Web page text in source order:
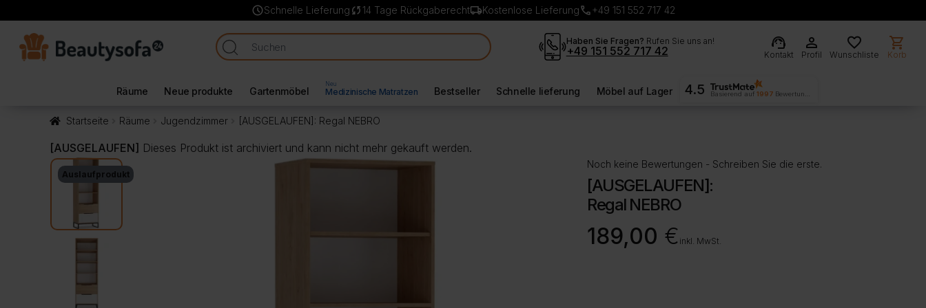
scheduleSchnelle Lieferung sync 14 Tage Rückgaberechtlocal_shippingKostenlose Lieferungcall+49 151 552 717 42
Haben Sie Fragen? Rufen Sie uns an!
+49 151 552 717 42 support_agent
Kontakt
person
Profil
favorite
Wunschliste
shopping_cart
Korb
Räume Neue produkte Gartenmöbel
Neu
Medizinische Matratzen Bestseller Schnelle lieferung Möbel auf Lager 4.5 Basierend auf1997 Bewertungen
Startseite Räume Jugendzimmer [AUSGELAUFEN]: Regal NEBRO
[AUSGELAUFEN] Dieses Produkt ist archiviert und kann nicht mehr gekauft werden.
Auslaufprodukt
Noch keine Bewertungen - Schreiben Sie die erste.
[AUSGELAUFEN]:
Regal NEBRO
189,00 € inkl. MwSt.